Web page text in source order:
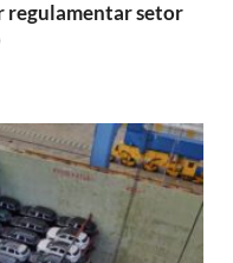
regulamentar setor